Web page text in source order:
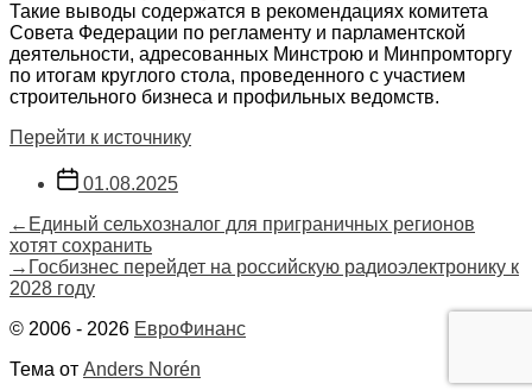
Такие выводы содержатся в рекомендациях комитета
Совета Федерации по регламенту и парламентской
деятельности, адресованных Минстрою и Минпромторгу
по итогам круглого стола, проведенного с участием
строительного бизнеса и профильных ведомств.
Перейти к источнику
Дата
записи
01.08.2025
Навигация
по
записям
← Предыдущая
запись:
Единый сельхозналог для приграничных регионов
хотят сохранить
→ Следующая
запись:
Госбизнес перейдет на российскую радиоэлектронику к
2028 году
© 2006 - 2026 ЕвроФинанс
Тема от Anders Norén